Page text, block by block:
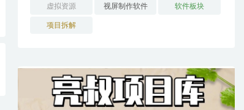
虚拟资源 视屏制作软件 软件板块
项目拆解